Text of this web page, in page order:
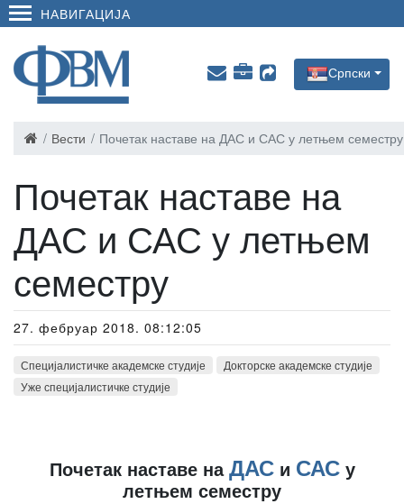
НАВИГАЦИЈА
Српски
Вести Почетак наставе на ДАС и САС у летњем семестру
Почетак наставе на
ДАС и САС у летњем
семестру
27. фебруар 2018. 08:12:05
Специјалистичке академске студије
Докторске академске студије
Уже специјалистичке студије
Почетак наставе наДАСи САСу
летњем семестру